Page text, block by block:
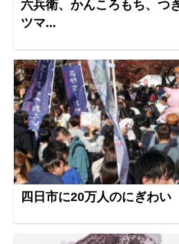
六兵衛、かんころもち、
ツマ...
四日市に20万人のにぎわ